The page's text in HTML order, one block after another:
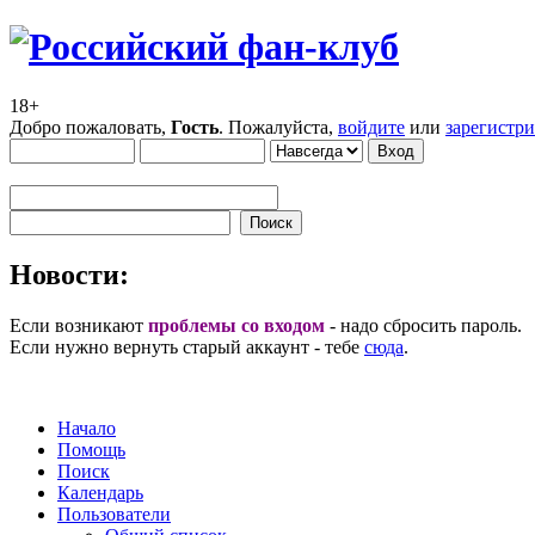
18+
Добро пожаловать, Гость. Пожалуйста, войдите или
Новости:
Если возникают проблемы со входом - надо сбросить пароль.
Если нужно вернуть старый аккаунт - тебе сюда.
Начало
Помощь
Поиск
Календарь
Пользователи